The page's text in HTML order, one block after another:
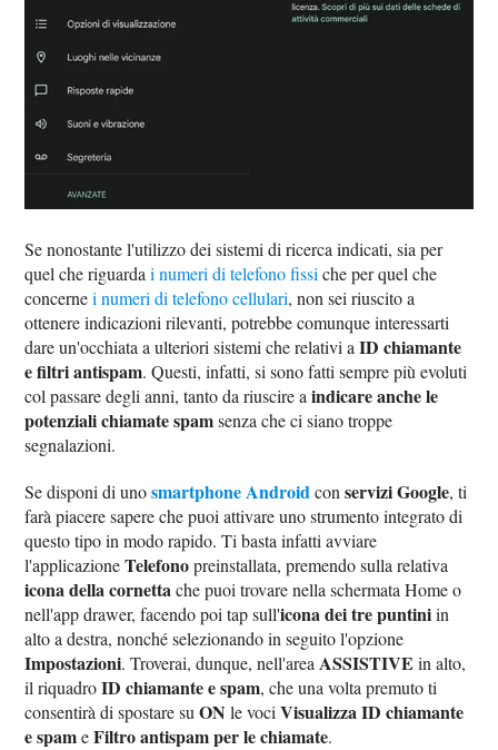
Se nonostante l'utilizzo dei sistemi di ricerca indicati, sia per
quel che riguardai numeri di telefono fissi che per quel che
concernei numeri di telefono cellulari, non sei riuscito a
ottenere indicazioni rilevanti, potrebbe comunque interessarti
dare un'occhiata a ulteriori sistemi che relativi aID chiamante
e filtri antispam. Questi, infatti, si sono fatti sempre più evoluti
col passare degli anni, tanto da riuscire aindicare anche le
potenziali chiamate spamsenza che ci siano troppe
segnalazioni.
Se disponi di unosmartphone Androidconservizi Google, ti
farà piacere sapere che puoi attivare uno strumento integrato di
questo tipo in modo rapido. Ti basta infatti avviare
l'applicazioneTelefonopreinstallata, premendo sulla relativa
icona della cornettache puoi trovare nella schermata Home o
nell'app drawer, facendo poi tap sull'icona dei tre puntiniin
alto a destra, nonché selezionando in seguito l'opzione
Impostazioni. Troverai, dunque, nell'area ASSISTIVE in alto,
il riquadroID chiamante e spam, che una volta premuto ti
consentirà di spostare suON le vociVisualizza ID chiamante
e spameFiltro antispam per le chiamate.